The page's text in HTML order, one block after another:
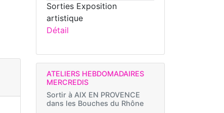
Sorties Exposition
artistique
Détail
ATELIERS HEBDOMADAIRES
MERCREDIS
Sortir à AIX EN PROVENCE
dans les Bouches du Rhône